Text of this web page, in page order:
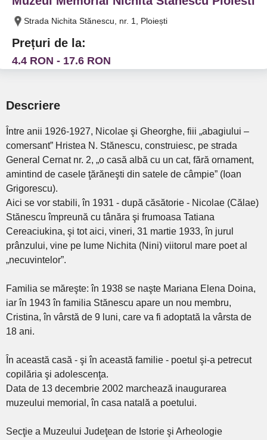
Strada Nichita Stănescu, nr. 1, Ploiești
Prețuri de la:
4.4 RON - 17.6 RON
Descriere
Între anii 1926-1927, Nicolae şi Gheorghe, fiii „abagiului –
comersant” Hristea N. Stănescu, construiesc, pe strada
General Cernat nr. 2, „o casă albă cu un cat, fără ornament,
amintind de casele ţărăneşti din satele de câmpie” (Ioan
Grigorescu).
Aici se vor stabili, în 1931 - după căsătorie - Nicolae (Călae)
Stănescu împreună cu tânăra şi frumoasa Tatiana
Cereaciukina, şi tot aici, vineri, 31 martie 1933, în jurul
prânzului, vine pe lume Nichita (Nini) viitorul mare poet al
„necuvintelor”.
Familia se măreşte: în 1938 se naşte Mariana Elena Doina,
iar în 1943 în familia Stănescu apare un nou membru,
Cristina, în vârstă de 9 luni, care va fi adoptată la vârsta de
18 ani.
În această casă - şi în această familie - poetul şi-a petrecut
copilăria şi adolescenţa.
Data de 13 decembrie 2002 marchează inaugurarea
muzeului memorial, în casa natală a poetului.
Secţie a Muzeului Judeţean de Istorie şi Arheologie